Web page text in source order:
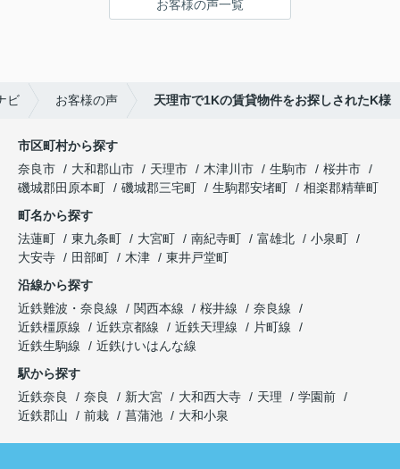
お客様の声一覧
ビ お客様の声 天理市で1Kの賃貸物件をお探しされたK様
市区町村から探す
奈良市
大和郡山市 天理市 木津川市 生駒市
桜井市
磯城郡田原本町
磯城郡三宅町 生駒郡安堵町
相楽郡精華町
町名から探す
法蓮町
東九条町 大宮町 南紀寺町 富雄北
小泉町
大安寺
田部町 木津
東井戸堂町
沿線から探す
近鉄難波・奈良線
関西本線 桜井線
奈良線
近鉄橿原線
近鉄京都線 近鉄天理線
片町線
近鉄生駒線
近鉄けいはんな線
駅から探す
近鉄奈良
奈良 新大宮 大和西大寺 天理
学園前
近鉄郡山
前栽 菖蒲池 大和小泉